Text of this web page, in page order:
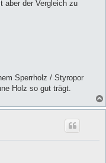
aber der Vergleich zu
Sperrholz / Styropor
Holz so gut trägt.